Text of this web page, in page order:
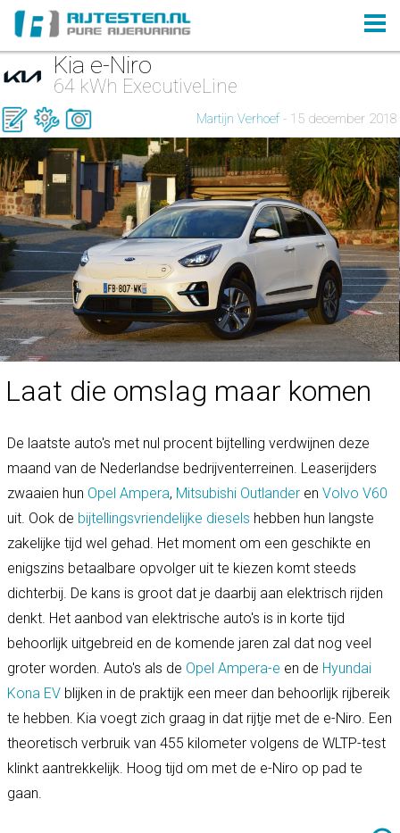
Kia e-Niro
64 kWh ExecutiveLine
Martijn Verhoef - 15 december 2018
Laat die omslag maar komen
De laatste auto's met nul procent bijtelling verdwijnen deze
maand van de Nederlandse bedrijventerreinen. Leaserijders
zwaaien hun Opel Ampera, Mitsubishi Outlander en Volvo V60
uit. Ook de bijtellingsvriendelijke diesels hebben hun langste
zakelijke tijd wel gehad. Het moment om een geschikte en
enigszins betaalbare opvolger uit te kiezen komt steeds
dichterbij. De kans is groot dat je daarbij aan elektrisch rijden
denkt. Het aanbod van elektrische auto's is in korte tijd
behoorlijk uitgebreid en de komende jaren zal dat nog veel
groter worden. Auto's als de Opel Ampera-e en de Hyundai
Kona EV blijken in de praktijk een meer dan behoorlijk rijbereik
te hebben. Kia voegt zich graag in dat rijtje met de e-Niro. Een
theoretisch verbruik van 455 kilometer volgens de WLTP-test
klinkt aantrekkelijk. Hoog tijd om met de e-Niro op pad te
gaan.